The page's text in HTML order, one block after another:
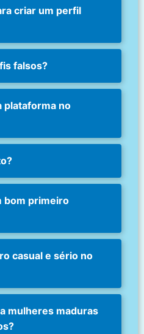
criar um perfil
falsos?
plataforma no
bom primeiro
casual e sério no
mulheres maduras